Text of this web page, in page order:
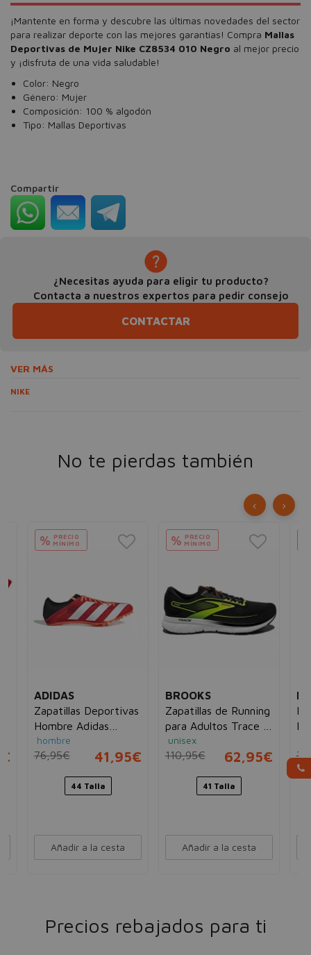
¡Mantente en forma y descubre las últimas novedades del sector
para realizar deporte con las mejores garantías! Compra Mallas
Deportivas de Mujer Nike CZ8534 010 Negro al mejor precio
y ¡disfruta de una vida saludable!
Color: Negro
Género: Mujer
Composición: 100 % algodón
Tipo: Mallas Deportivas
Compartir
¿Necesitas ayuda para eligir tu producto?
Contacta a nuestros expertos para pedir consejo
CONTACTAR
VER MÁS
NIKE
No te pierdas también
% PRECIO
MÍNIMO
ADIDAS
Zapatillas Deportivas
Hombre Adidas
Sprintstar Rojo
Hombre
hombre
76,95€ 41,95€
44 Talla
Añadir a la cesta
% PRECIO
MÍNIMO
BROOKS
Zapatillas de Running
para Adultos Trace 2
Brooks Negro
unisex
110,95€ 62,95€
41 Talla
Añadir a la cesta
‹ ›
Precios rebajados para ti